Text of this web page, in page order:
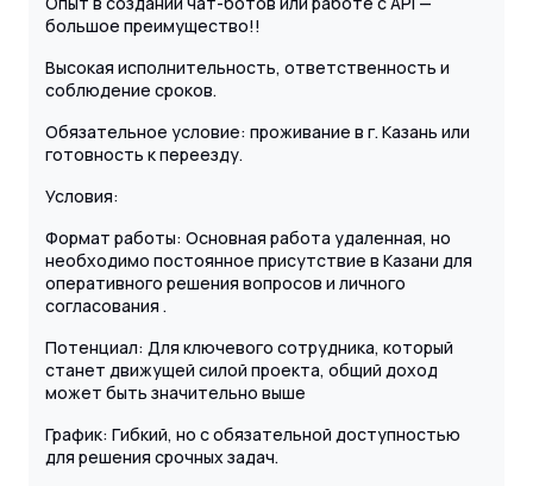
большое преимущество!!
Высокая исполнительность, ответственность и
соблюдение сроков.
Обязательное условие: проживание в г. Казань или
готовность к переезду.
Условия:
Формат работы: Основная работа удаленная, но
необходимо постоянное присутствие в Казани для
оперативного решения вопросов и личного
согласования .
Потенциал: Для ключевого сотрудника, который
станет движущей силой проекта, общий доход
может быть значительно выше
График: Гибкий, но с обязательной доступностью
для решения срочных задач.